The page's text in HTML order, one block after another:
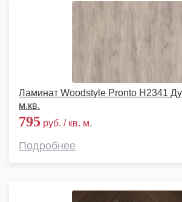
Ламинат Woodstyle Pronto H2341
м.кв.
795 руб. / кв. м.
Подробнее